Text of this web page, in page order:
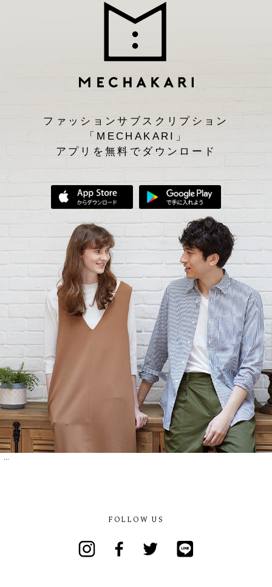
ファッションサブスクリプション
「MECHAKARI」
アプリを無料でダウンロード
App Storeからダウンロード
...
FOLLOW US